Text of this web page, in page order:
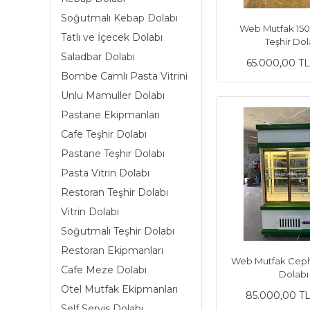
Soğutmalı Kebap Dolabı
Tatlı ve İçecek Dolabı
Saladbar Dolabı
Bombe Camlı Pasta Vitrini
Unlu Mamuller Dolabı
Pastane Ekipmanları
Cafe Teşhir Dolabı
Pastane Teşhir Dolabı
Pasta Vitrin Dolabı
Restoran Teşhir Dolabı
Vitrin Dolabı
Soğutmalı Teşhir Dolabı
Restoran Ekipmanları
Cafe Meze Dolabı
Otel Mutfak Ekipmanları
Web Mutfak
Teşhir
65.000,00
Web Mutfak
Dolabı
85.000,00